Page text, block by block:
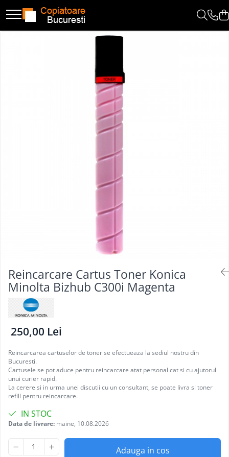
Reincarcare Cartus Toner Konica
Minolta Bizhub C300i Magenta
250,00 Lei
Reincarcarea cartuselor de toner se efectueaza la sediul nostru din
Bucuresti.
Cartusele se pot aduce pentru reincarcare atat personal cat si cu ajutorul
unui curier rapid.
La cerere si in urma unei discutii cu un consultant, se poate livra si toner
refill pentru reincarcare.
IN STOC
Data de livrare: maine, 10.08.2026
Adauga in cos